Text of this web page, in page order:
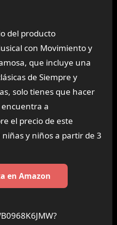
del producto
con Movimiento y
que incluye una
de Siempre y
solo tienes que hacer
encuentra a
el precio de este
y niños a partir de 3
en Amazon